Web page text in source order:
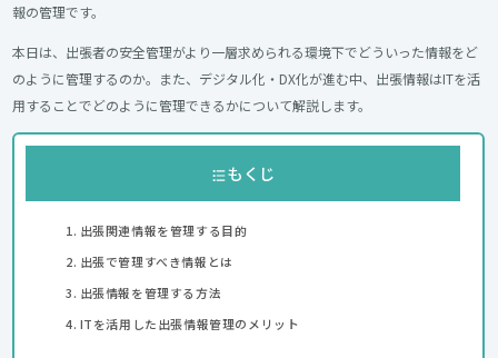
報の管理です。
本日は、出張者の安全管理がより一層求められる環境下でどういった情報をど
のように管理するのか。また、デジタル化・DX化が進む中、出張情報はITを活
用することでどのように管理できるかについて解説します。
もくじ
出張関連情報を管理する目的
出張で管理すべき情報とは
出張情報を管理する方法
ITを活用した出張情報管理のメリット